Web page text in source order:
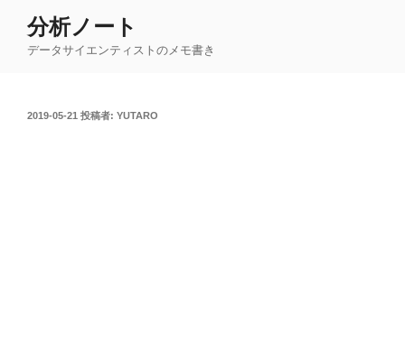
分析ノート
データサイエンティストのメモ書き
投
2019-05-21 投稿者: YUTARO